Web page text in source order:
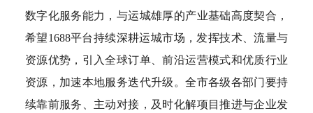
数字化服务能力，与运城雄厚的产业基础高度契合，
希望1688平台持续深耕运城市场，发挥技术、流量与
资源优势，引入全球订单、前沿运营模式和优质行业
资源，加速本地服务迭代升级。全市各级各部门要持
续靠前服务、主动对接，及时化解项目推进与企业发